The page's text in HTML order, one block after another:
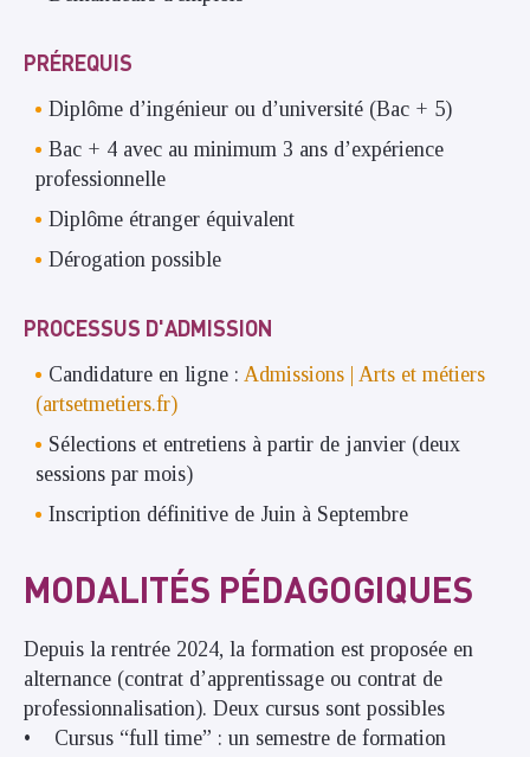
PRÉREQUIS
Diplôme d’ingénieur ou d’université (Bac + 5)
Bac + 4 avec au minimum 3 ans d’expérience
professionnelle
Diplôme étranger équivalent
Dérogation possible
PROCESSUS D'ADMISSION
Candidature en ligne : Admissions | Arts et métiers
(artsetmetiers.fr)
Sélections et entretiens à partir de janvier (deux
sessions par mois)
Inscription définitive de Juin à Septembre
MODALITÉS PÉDAGOGIQUES
Depuis la rentrée 2024, la formation est proposée en
alternance (contrat d’apprentissage ou contrat de
professionnalisation). Deux cursus sont possibles
• Cursus “full time” : un semestre de formation